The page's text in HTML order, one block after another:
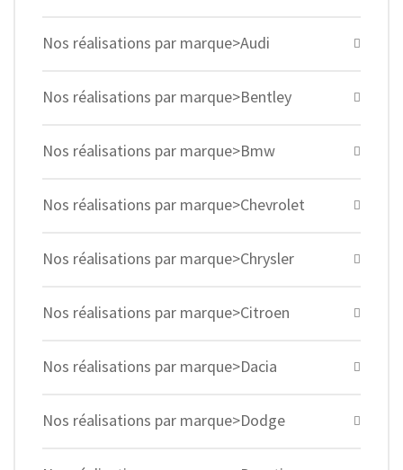
Nos réalisations par marque>Audi
Nos réalisations par marque>Bentley
Nos réalisations par marque>Bmw
Nos réalisations par marque>Chevrolet
Nos réalisations par marque>Chrysler
Nos réalisations par marque>Citroen
Nos réalisations par marque>Dacia
Nos réalisations par marque>Dodge